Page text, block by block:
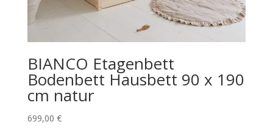
BIANCO Etagenbett
Bodenbett Hausbett 90 x 190
cm natur
699,00 €